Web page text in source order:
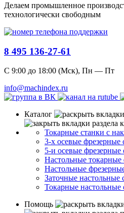
Делаем промышленное
технологически свободным
8 495 136-27-61
С 9:00 до 18:00 (Мск), Пн — Пт
info@machindex.ru
Каталог
Токарные станки с
3-х осевые фрезерные
5-и осевые фрезерные
Настольные
Настольные
Заточные настольные
Токарные настольные
Помощь